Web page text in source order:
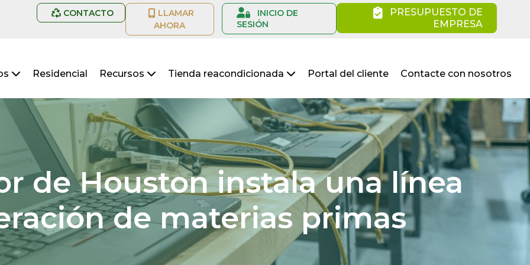
CONTACTO
LLAMAR
AHORA
INICIO DE
SESIÓN
PRESUPUESTO DE
EMPRESA
Residencial Recursos Tienda reacondicionada Portal del cliente Contacte con nosotros
de Houston instala una línea
de materias primas